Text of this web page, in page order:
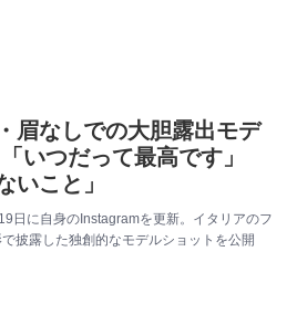
眉なしでの大胆露出モデ
いつだって最高です」
いこと」
日に自身のInstagramを更新。イタリアのフ
披露した独創的なモデルショットを公開